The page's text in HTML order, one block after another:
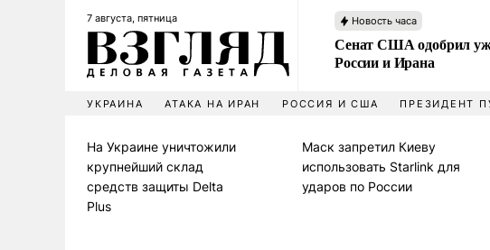
7 августа, пятница Новость часа
Сенат США одобрил
России и Ирана
УКРАИНА АТАКА НА ИРАН РОССИЯ И США ПРЕЗИДЕНТ
На Украине уничтожили
крупнейший склад
средств защиты Delta
Plus
Маск запретил Киеву
использовать Starlink для
ударов по России